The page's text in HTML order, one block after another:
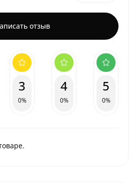
отзыв
3
0%
4
0%
5
0%